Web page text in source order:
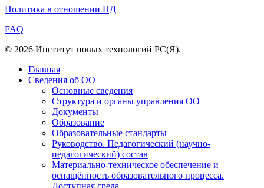
Политика в отношении ПД
FAQ
© 2026 Институт новых технологий РС(Я).
Главная
Сведения об ОО
Основные сведения
Структура и органы управления ОО
Документы
Образование
Образовательные стандарты
Руководство. Педагогический (научно-
педагогический) состав
Материально-техническое обеспечение и
оснащённость образовательного процесса.